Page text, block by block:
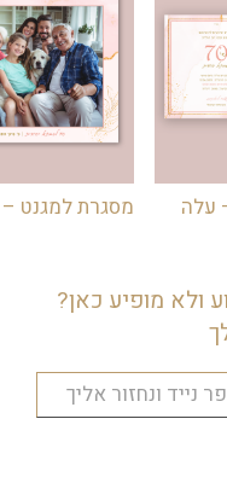
של
1.5). יפה להניח לפחות 4 זמירונים
עלה
מסגרת למגנט –
ולא מופיע כאן?